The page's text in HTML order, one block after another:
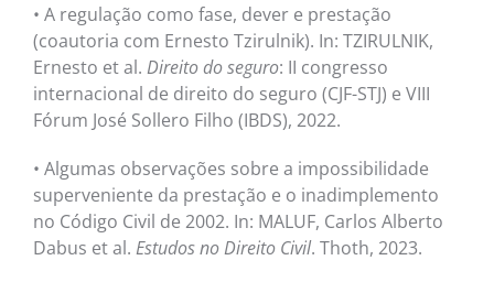
• A regulação como fase, dever e prestação
(coautoria com Ernesto Tzirulnik). In: TZIRULNIK,
Ernesto et al. Direito do seguro: II congresso
internacional de direito do seguro (CJF-STJ) e VIII
Fórum José Sollero Filho (IBDS), 2022.
• Algumas observações sobre a impossibilidade
superveniente da prestação e o inadimplemento
no Código Civil de 2002. In: MALUF, Carlos Alberto
Dabus et al. Estudos no Direito Civil. Thoth, 2023.